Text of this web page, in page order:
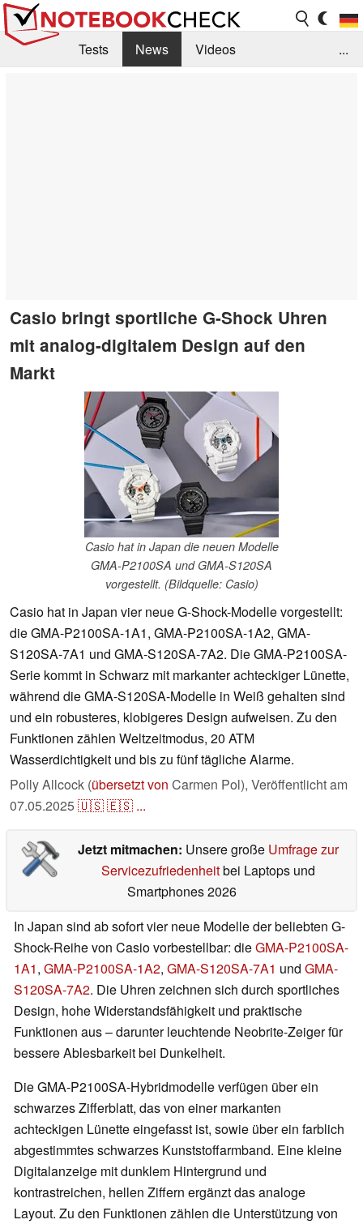
Tests News
Videos
...
Casio bringt sportliche G-Shock Uhren
mit analog-digitalem Design auf den
Markt
Casio hat in Japan die neuen Modelle
GMA-P2100SA und GMA-S120SA
vorgestellt. (Bildquelle: Casio)
Casio hat in Japan vier neue G-Shock-Modelle vorgestellt:
die GMA-P2100SA-1A1, GMA-P2100SA-1A2, GMA-
S120SA-7A1 und GMA-S120SA-7A2. Die GMA-P2100SA-
Serie kommt in Schwarz mit markanter achteckiger Lünette,
während die GMA-S120SA-Modelle in Weiß gehalten sind
und ein robusteres, klobigeres Design aufweisen. Zu den
Funktionen zählen Weltzeitmodus, 20 ATM
Wasserdichtigkeit und bis zu fünf tägliche Alarme.
Polly Allcock (übersetzt von Carmen Pol), Veröffentlicht am
07.05.2025🇺🇸🇪🇸 ...
Jetzt mitmachen: Unsere große Umfrage zur
Servicezufriedenheitbei Laptops und
Smartphones 2026
In Japan sind ab sofort vier neue Modelle der beliebten G-
Shock-Reihe von Casio vorbestellbar: dieGMA-P2100SA-
1A1, GMA-P2100SA-1A2, GMA-S120SA-7A1 und GMA-
S120SA-7A2. Die Uhren zeichnen sich durch sportliches
Design, hohe Widerstandsfähigkeit und praktische
Funktionen aus – darunter leuchtende Neobrite-Zeiger für
bessere Ablesbarkeit bei Dunkelheit.
Die GMA-P2100SA-Hybridmodelle verfügen über ein
schwarzes Zifferblatt, das von einer markanten
achteckigen Lünette eingefasst ist, sowie über ein farblich
abgestimmtes schwarzes Kunststoffarmband. Eine kleine
Digitalanzeige mit dunklem Hintergrund und
kontrastreichen, hellen Ziffern ergänzt das analoge
Layout. Zu den Funktionen zählen die Unterstützung von